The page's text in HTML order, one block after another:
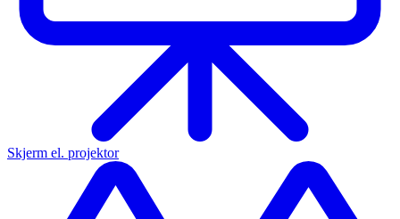
Skjerm el. projektor